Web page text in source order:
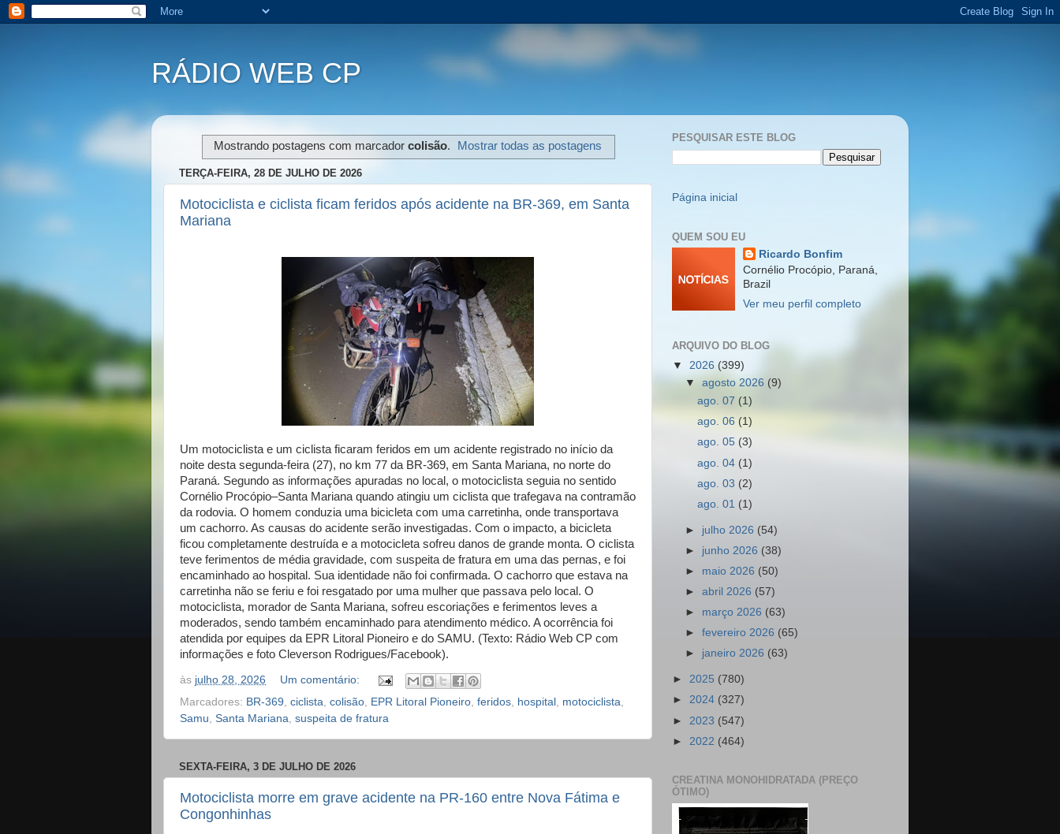
RÁDIO WEB CP
Mostrando postagens com marcador colisão. Mostrar todas as postagens
TERÇA-FEIRA, 28 DE JULHO DE 2026
Motociclista e ciclista ficam feridos após acidente na BR-369, em Santa
Mariana
Um motociclista e um ciclista ficaram feridos em um acidente registrado no início da
noite desta segunda-feira (27), no km 77 da BR-369, em Santa Mariana, no norte do
Paraná. Segundo as informações apuradas no local, o motociclista seguia no sentido
Cornélio Procópio–Santa Mariana quando atingiu um ciclista que trafegava na contramão
da rodovia. O homem conduzia uma bicicleta com uma carretinha, onde transportava
um cachorro. As causas do acidente serão investigadas. Com o impacto, a bicicleta
ficou completamente destruída e a motocicleta sofreu danos de grande monta. O ciclista
teve ferimentos de média gravidade, com suspeita de fratura em uma das pernas, e foi
encaminhado ao hospital. Sua identidade não foi confirmada. O cachorro que estava na
carretinha não se feriu e foi resgatado por uma mulher que passava pelo local. O
motociclista, morador de Santa Mariana, sofreu escoriações e ferimentos leves a
moderados, sendo também encaminhado para atendimento médico. A ocorrência foi
atendida por equipes da EPR Litoral Pioneiro e do SAMU. (Texto: Rádio Web CP com
informações e foto Cleverson Rodrigues/Facebook).
às julho 28, 2026
Um comentário:
Marcadores: BR-369 ciclista colisão EPR Litoral Pioneiro feridos hospital motociclista
Samu Santa Mariana suspeita de fratura
SEXTA-FEIRA, 3 DE JULHO DE 2026
Motociclista morre em grave acidente na PR-160 entre Nova Fátima e
Congonhinhas
PESQUISAR ESTE BLOG
Página inicial
QUEM SOU EU
Ricardo Bonfim
Cornélio Procópio, Paraná,
Brazil
Ver meu perfil completo
ARQUIVO DO BLOG
▼ 2026 (399)
▼agosto 2026 (9)
ago. 07 (1)
ago. 06 (1)
ago. 05 (3)
ago. 04 (1)
ago. 03 (2)
ago. 01 (1)
► julho 2026 (54)
► junho 2026 (38)
► maio 2026 (50)
►abril 2026 (57)
► março 2026 (63)
►fevereiro 2026 (65)
► janeiro 2026 (63)
► 2025 (780)
► 2024 (327)
► 2023 (547)
► 2022 (464)
CREATINA MONOHIDRATADA (PREÇO
ÓTIMO)